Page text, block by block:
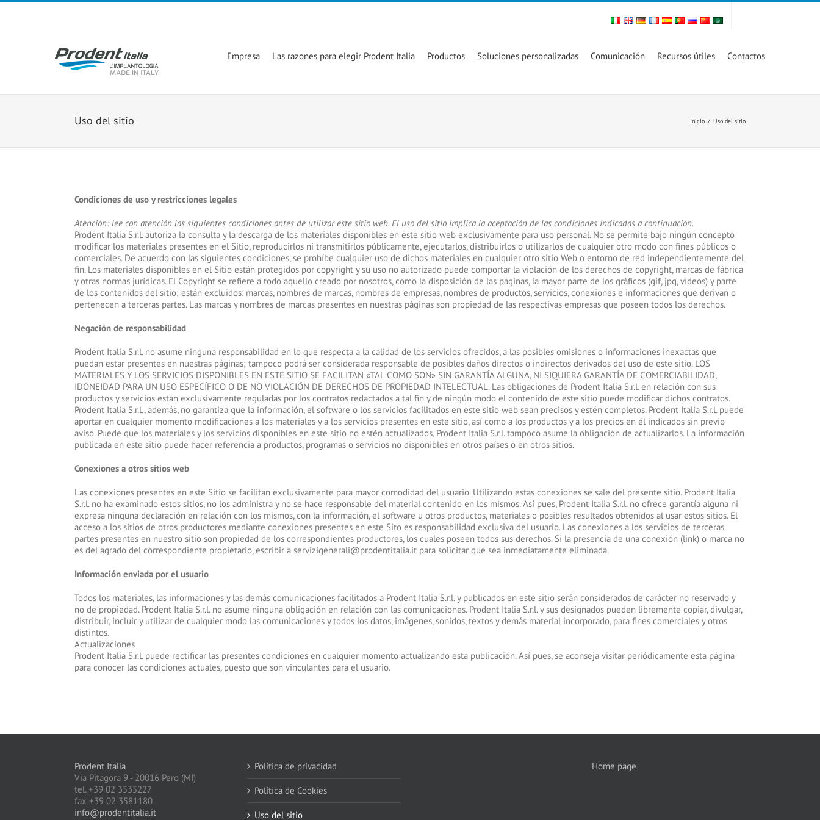
Skip
content
Empresa Las razones para elegir Prodent Italia Productos Soluciones personalizadas Comunicación Recursos útiles Contactos
Uso del sitio Inicio / Uso del sitio
Condiciones de uso y restricciones legales
Atención: lee con atención las siguientes condiciones antes de utilizar este sitio web. El uso del sitio implica la aceptación de las condiciones indicadas a continuación.
Prodent Italia S.r.l. autoriza la consulta y la descarga de los materiales disponibles en este sitio web exclusivamente para uso personal. No se permite bajo ningún concepto
modificar los materiales presentes en el Sitio, reproducirlos ni transmitirlos públicamente, ejecutarlos, distribuirlos o utilizarlos de cualquier otro modo con fines públicos o
comerciales. De acuerdo con las siguientes condiciones, se prohíbe cualquier uso de dichos materiales en cualquier otro sitio Web o entorno de red independientemente del
fin. Los materiales disponibles en el Sitio están protegidos por copyright y su uso no autorizado puede comportar la violación de los derechos de copyright, marcas de fábrica
y otras normas jurídicas. El Copyright se refiere a todo aquello creado por nosotros, como la disposición de las páginas, la mayor parte de los gráficos (gif, jpg, vídeos) y parte
de los contenidos del sitio; están excluidos: marcas, nombres de marcas, nombres de empresas, nombres de productos, servicios, conexiones e informaciones que derivan o
pertenecen a terceras partes. Las marcas y nombres de marcas presentes en nuestras páginas son propiedad de las respectivas empresas que poseen todos los derechos.
Negación de responsabilidad
Prodent Italia S.r.l. no asume ninguna responsabilidad en lo que respecta a la calidad de los servicios ofrecidos, a las posibles omisiones o informaciones inexactas que
puedan estar presentes en nuestras páginas; tampoco podrá ser considerada responsable de posibles daños directos o indirectos derivados del uso de este sitio. LOS
MATERIALES Y LOS SERVICIOS DISPONIBLES EN ESTE SITIO SE FACILITAN «TAL COMO SON» SIN GARANTÍA ALGUNA, NI SIQUIERA GARANTÍA DE COMERCIABILIDAD,
IDONEIDAD PARA UN USO ESPECÍFICO O DE NO VIOLACIÓN DE DERECHOS DE PROPIEDAD INTELECTUAL. Las obligaciones de Prodent Italia S.r.l. en relación con sus
productos y servicios están exclusivamente reguladas por los contratos redactados a tal fin y de ningún modo el contenido de este sitio puede modificar dichos contratos.
Prodent Italia S.r.l., además, no garantiza que la información, el software o los servicios facilitados en este sitio web sean precisos y estén completos. Prodent Italia S.r.l. puede
aportar en cualquier momento modificaciones a los materiales y a los servicios presentes en este sitio, así como a los productos y a los precios en él indicados sin previo
aviso. Puede que los materiales y los servicios disponibles en este sitio no estén actualizados, Prodent Italia S.r.l. tampoco asume la obligación de actualizarlos. La información
publicada en este sitio puede hacer referencia a productos, programas o servicios no disponibles en otros países o en otros sitios.
Conexiones a otros sitios web
Las conexiones presentes en este Sitio se facilitan exclusivamente para mayor comodidad del usuario. Utilizando estas conexiones se sale del presente sitio. Prodent Italia
S.r.l. no ha examinado estos sitios, no los administra y no se hace responsable del material contenido en los mismos. Así pues, Prodent Italia S.r.l. no ofrece garantía alguna ni
expresa ninguna declaración en relación con los mismos, con la información, el software u otros productos, materiales o posibles resultados obtenidos al usar estos sitios. El
acceso a los sitios de otros productores mediante conexiones presentes en este Sito es responsabilidad exclusiva del usuario. Las conexiones a los servicios de terceras
partes presentes en nuestro sitio son propiedad de los correspondientes productores, los cuales poseen todos sus derechos. Si la presencia de una conexión (link) o marca no
es del agrado del correspondiente propietario, escribir a servizigenerali@prodentitalia.it para solicitar que sea inmediatamente eliminada.
Información enviada por el usuario
Todos los materiales, las informaciones y las demás comunicaciones facilitados a Prodent Italia S.r.l. y publicados en este sitio serán considerados de carácter no reservado y
no de propiedad. Prodent Italia S.r.l. no asume ninguna obligación en relación con las comunicaciones. Prodent Italia S.r.l. y sus designados pueden libremente copiar, divulgar,
distribuir, incluir y utilizar de cualquier modo las comunicaciones y todos los datos, imágenes, sonidos, textos y demás material incorporado, para fines comerciales y otros
distintos.
Actualizaciones
Prodent Italia S.r.l. puede rectificar las presentes condiciones en cualquier momento actualizando esta publicación. Así pues, se aconseja visitar periódicamente esta página
para conocer las condiciones actuales, puesto que son vinculantes para el usuario.
Prodent Italia
Via Pitagora 9 - 20016 Pero (MI)
tel. +39 02 3535227
fax +39 02 3581180
info@prodentitalia.it
Política de privacidad
Política de Cookies
Uso del sitio
Home page